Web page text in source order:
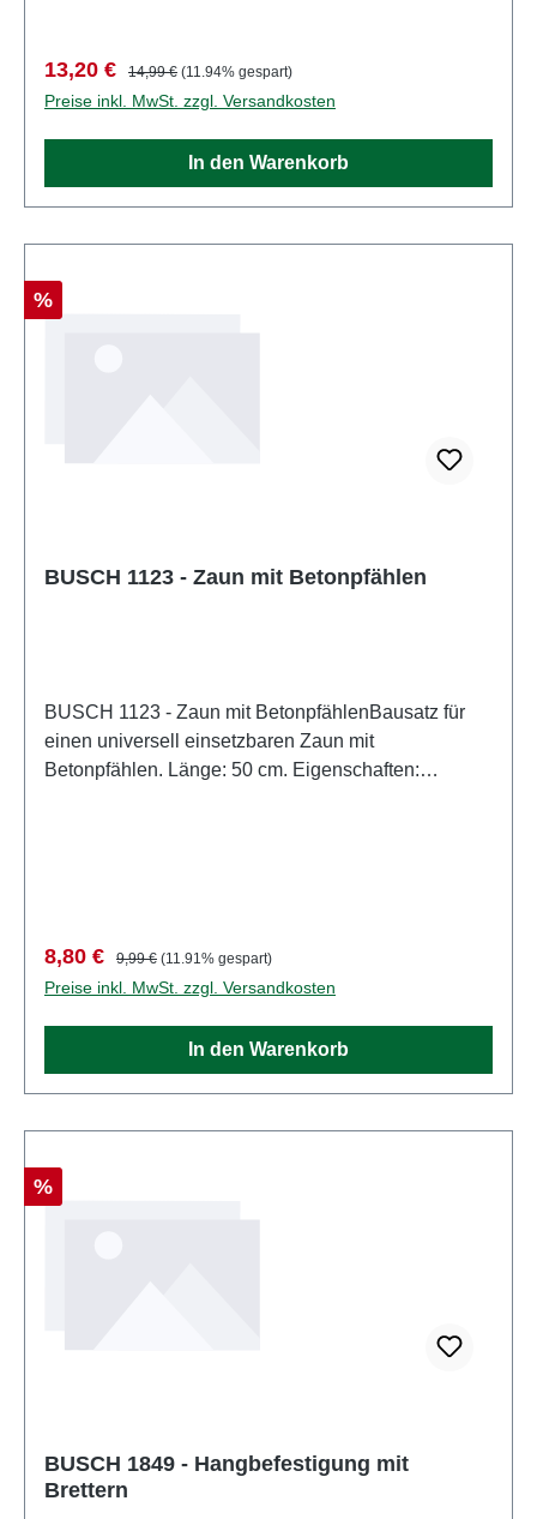
Verkaufspreis:
13,20 € Regulärer Preis:
14,99 € (11.94% gespart)
Preise inkl. MwSt. zzgl. Versandkosten
In den Warenkorb
Rabatt
%
BUSCH 1123 - Zaun mit Betonpfählen
BUSCH 1123 - Zaun mit BetonpfählenBausatz für
einen universell einsetzbaren Zaun mit
Betonpfählen. Länge: 50 cm. Eigenschaften:
Verkaufspreis:
8,80 € Regulärer Preis:
9,99 € (11.91% gespart)
Preise inkl. MwSt. zzgl. Versandkosten
In den Warenkorb
Rabatt
%
BUSCH 1849 - Hangbefestigung mit
Brettern